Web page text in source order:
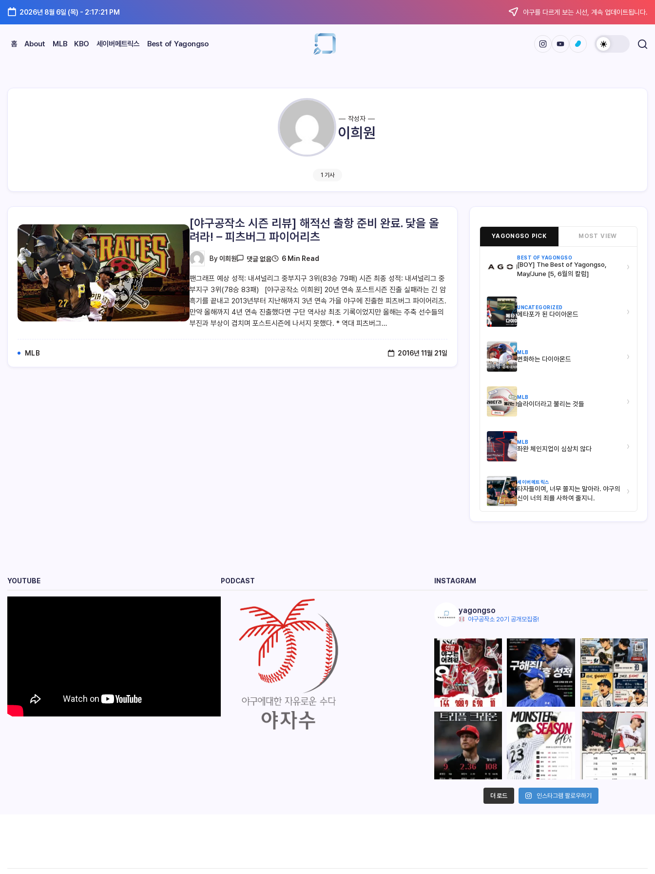
2026년 8월 6일 (목) - 2:17:22 PM 야구를 다르게 보는 시선, 계속 업데이트됩니다.
홈 About MLB KBO 세이버메트릭스 Best of Yagongso
작성자
이희원
1 기사
[야구공작소 시즌 리뷰] 해적선 출항 준비 완료. 닻을 올
려라! – 피츠버그 파이어리츠
By 이희원 댓글 없음 6 Min Read
팬그래프 예상 성적: 내셔널리그 중부지구 3위(83승 79패) 시즌 최종 성적: 내셔널리그 중
부지구 3위(78승 83패) [야구공작소 이희원] 20년 연속 포스트시즌 진출 실패라는 긴 암
흑기를 끝내고 2013년부터 지난해까지 3년 연속 가을 야구에 진출한 피츠버그 파이어리츠.
만약 올해까지 4년 연속 진출했다면 구단 역사상 최초 기록이었지만 올해는 주축 선수들의
부진과 부상이 겹치며 포스트시즌에 나서지 못했다. * 역대 피츠버그…
MLB 2016년 11월 21일
YAGONGSO PICK MOST VIEW
BEST OF YAGONGSO
[BOY] The Best of Yagongso,
May/June [5, 6월의 칼럼]
›
UNCATEGORIZED
메타포가 된 다이아몬드 ›
MLB
변화하는 다이아몬드 ›
MLB
슬라이더라고 불리는 것들 ›
MLB
좌완 체인지업이 심상치 않다 ›
세이버메트릭스
타자들이여, 너무 쫄지는 말아라. 야구의
신이 너의 죄를 사하여 줄지니.
›
YOUTUBE PODCAST INSTAGRAM
yagongso
야구공작소 20기 공개모집중!
더 로드 인스타그램 팔로우하기